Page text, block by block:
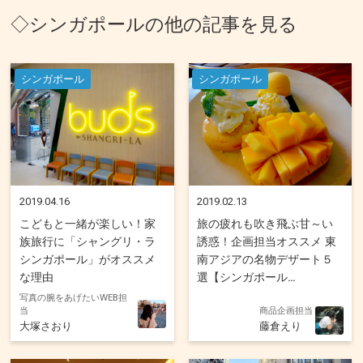
◇シンガポールの他の記事を見る
シンガポール
2019.04.16
こどもと一緒が楽しい！家
族旅行に「シャングリ・ラ
シンガポール」がオススメ
な理由
写真の腕をあげたいWEB担
当
大塚さおり
シンガポール
2019.02.13
旅の疲れも吹き飛ぶ甘～い
誘惑！企画担当オススメ 東
南アジアの名物デザート５
選【シンガポール
商品企画担当
藤倉えり